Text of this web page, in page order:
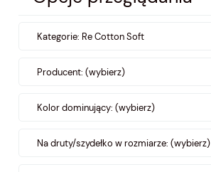
Kategorie: Re Cotton Soft
Producent: (wybierz)
Kolor dominujący: (wybierz)
Na druty/szydełko w rozmiarze: (wybierz)